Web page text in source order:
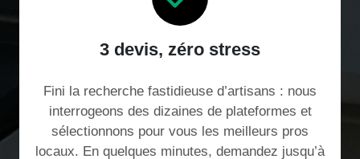
3 devis, zéro stress
Fini la recherche fastidieuse d’artisans : nous
interrogeons des dizaines de plateformes et
sélectionnons pour vous les meilleurs pros
locaux. En quelques minutes, demandez jusqu’à